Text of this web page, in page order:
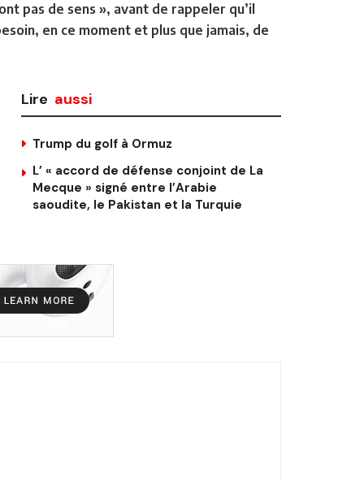
pas de sens », avant de rappeler qu’il
en ce moment et plus que jamais, de
Lire aussi
Trump du golf à Ormuz
L’ « accord de défense conjoint de La
Mecque » signé entre l’Arabie
saoudite, le Pakistan et la Turquie